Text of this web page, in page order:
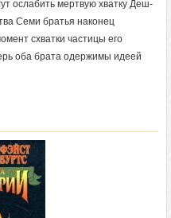
ослабить мертвую хватку Деш-
Семи братья наконец
схватки частицы его
оба брата одержимы идеей